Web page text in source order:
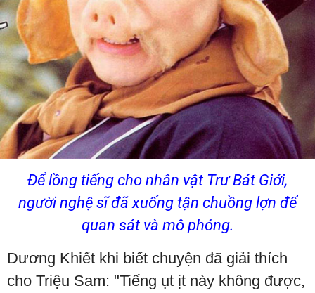
Để lồng tiếng cho nhân vật Trư Bát Giới,
người nghệ sĩ đã xuống tận chuồng lợn để
quan sát và mô phỏng.
Dương Khiết khi biết chuyện đã giải thích
cho Triệu Sam: "Tiếng ụt ịt này không được,